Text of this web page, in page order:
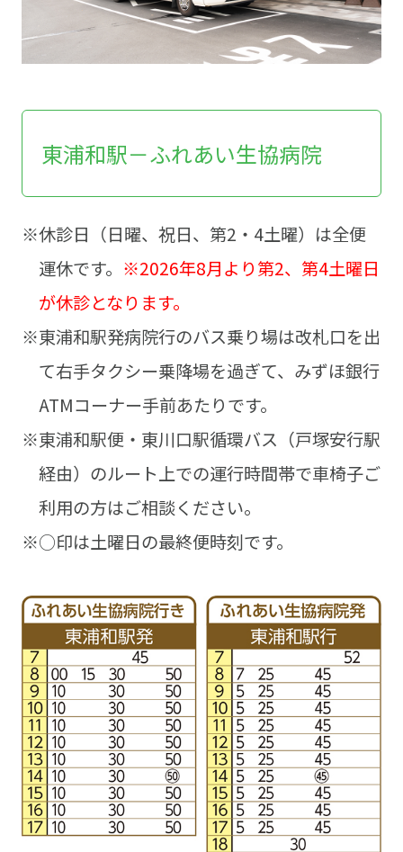
東浦和駅－ふれあい生協病院
※休診日（日曜、祝日、第2・4土曜）は全便
運休です。 ※2026年8月より第2、第4土曜日
が休診となります。
※東浦和駅発病院行のバス乗り場は改札口を出
て右手タクシー乗降場を過ぎて、みずほ銀行
ATMコーナー手前あたりです。
※東浦和駅便・東川口駅循環バス（戸塚安行駅
経由）のルート上での運行時間帯で車椅子ご
利用の方はご相談ください。
※○印は土曜日の最終便時刻です。